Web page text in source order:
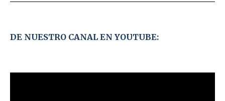
DE NUESTRO CANAL EN YOUTUBE: